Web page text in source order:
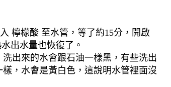
檸檬酸 至水管，等了約15分，開啟
出水量也恢復了。
出來的水會跟石油一樣黑，有些洗出
，水會是黃白色，這說明水管裡面沒